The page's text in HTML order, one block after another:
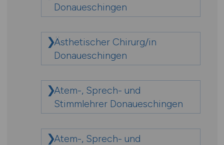
Donaueschingen
Ästhetischer Chirurg/in
Donaueschingen
Atem-, Sprech- und
Stimmlehrer Donaueschingen
Atem-, Sprech- und